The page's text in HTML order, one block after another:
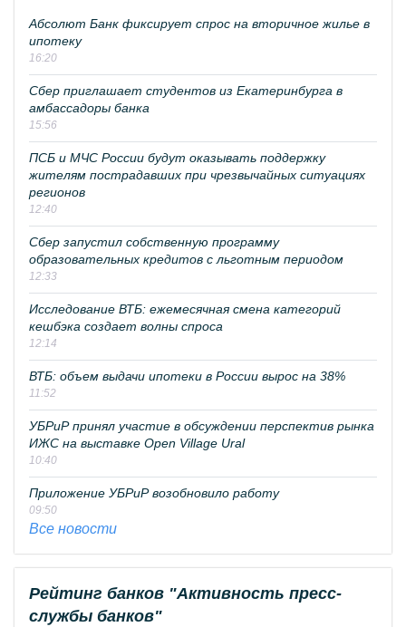
Абсолют Банк фиксирует спрос на вторичное жилье в
ипотеку
16:20
Сбер приглашает студентов из Екатеринбурга в
амбассадоры банка
15:56
ПСБ и МЧС России будут оказывать поддержку
жителям пострадавших при чрезвычайных ситуациях
регионов
12:40
Сбер запустил собственную программу
образовательных кредитов с льготным периодом
12:33
Исследование ВТБ: ежемесячная смена категорий
кешбэка создает волны спроса
12:14
ВТБ: объем выдачи ипотеки в России вырос на 38%
11:52
УБРиР принял участие в обсуждении перспектив рынка
ИЖС на выставке Open Village Ural
10:40
Приложение УБРиР возобновило работу
09:50
Все новости
Рейтинг банков "Активность пресс-
службы банков"